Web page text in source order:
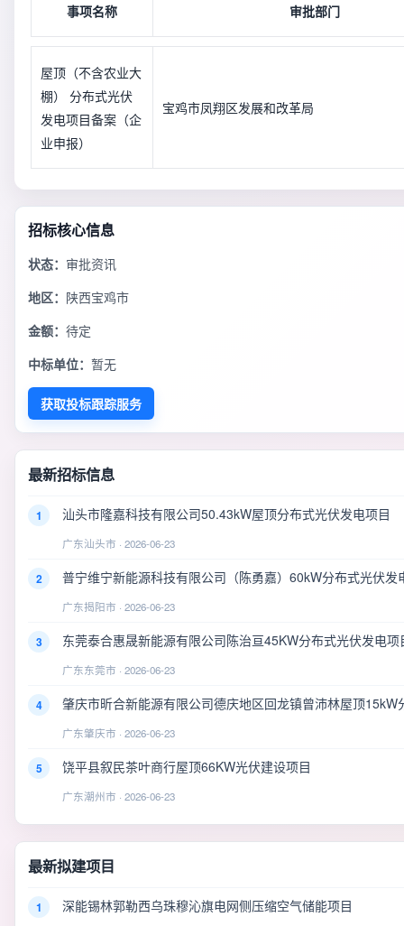
事项名称 审批部门
屋顶（不含农业大
棚） 分布式光伏
发电项目备案（企
业申报）
宝鸡市凤翔区发展和改革局
招标核心信息
状态： 审批资讯
地区： 陕西宝鸡市
金额： 待定
中标单位： 暂无
获取投标跟踪服务
最新招标信息
1 汕头市隆嘉科技有限公司50.43kW屋顶分布式光伏发电项目
广东汕头市 · 2026-06-23
2 普宁维宁新能源科技有限公司（陈勇嘉）60kW分布式光伏发
广东揭阳市 · 2026-06-23
3 东莞泰合惠晟新能源有限公司陈治亘45KW分布式光伏发电项
广东东莞市 · 2026-06-23
4 肇庆市昕合新能源有限公司德庆地区回龙镇曾沛林屋顶15kW
广东肇庆市 · 2026-06-23
5 饶平县叙民茶叶商行屋顶66KW光伏建设项目
广东潮州市 · 2026-06-23
最新拟建项目
1 深能锡林郭勒西乌珠穆沁旗电网侧压缩空气储能项目